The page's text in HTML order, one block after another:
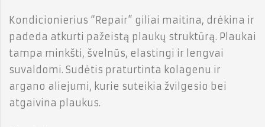
Kondicionierius “Repair” giliai maitina, drėkina ir
padeda atkurti pažeistą plaukų struktūrą. Plaukai
tampa minkšti, švelnūs, elastingi ir lengvai
suvaldomi. Sudėtis praturtinta kolagenu ir
argano aliejumi, kurie suteikia žvilgesio bei
atgaivina plaukus.